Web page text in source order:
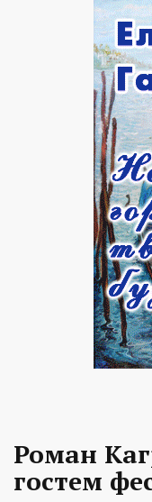
Роман
гостем